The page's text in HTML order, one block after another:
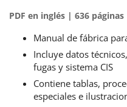
PDF en inglés | 636
Manual de fábrica
Incluye datos
fugas y sistema CIS
Contiene tablas,
especiales e